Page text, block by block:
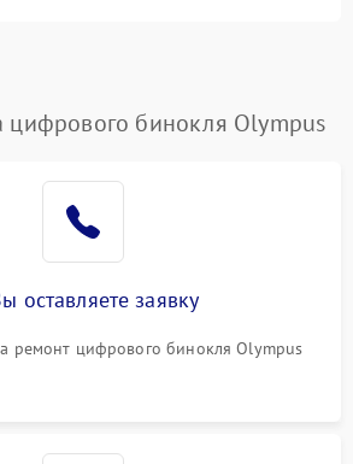
цифрового бинокля Olympus
оставляете заявку
ремонт цифрового бинокля Olympus